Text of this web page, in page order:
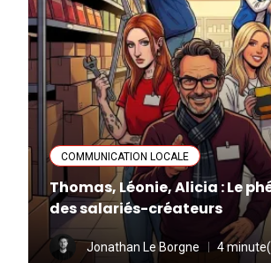
COMMUNICATION LOCALE
Thomas, Léonie, Alicia : Le
des salariés-créateurs
Jonathan Le Borgne 4